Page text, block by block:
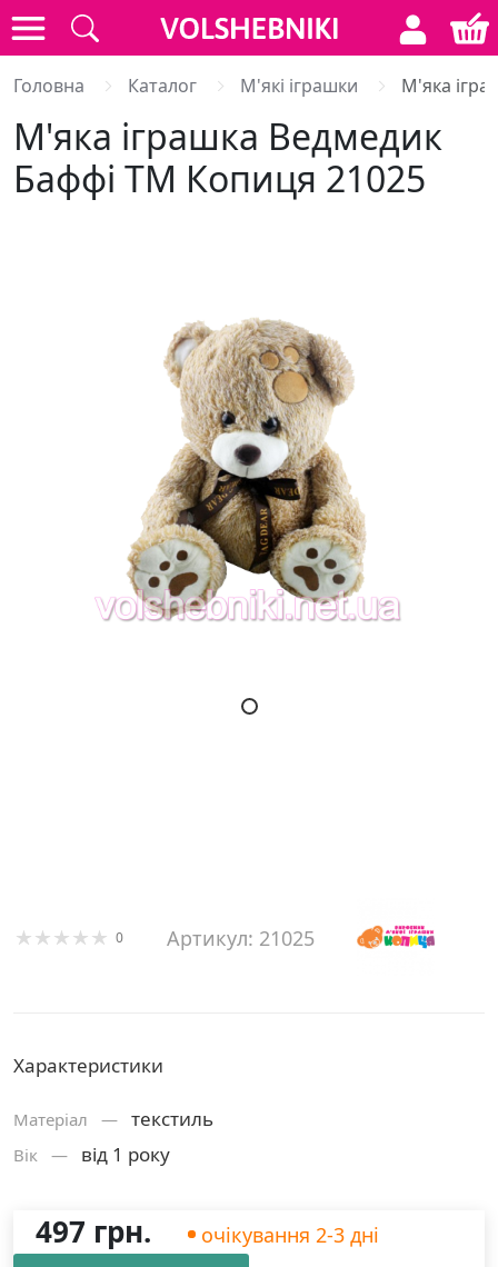
Головна Каталог М'які іграшки М'яка
М'яка іграшка Ведмедик
Баффі ТМ Копиця 21025
0 Артикул: 21025
Характеристики
Матерiал — текстиль
Вік — від 1 року
497 грн. очікування 2-3 дні